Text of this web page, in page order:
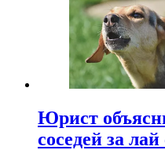
Юрист
соседей за лай